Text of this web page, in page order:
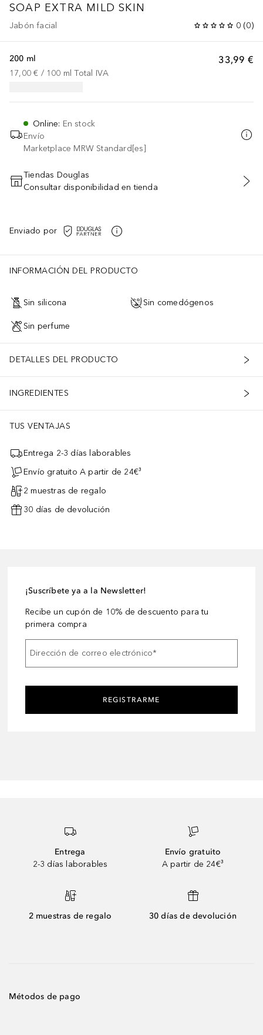
SOAP EXTRA MILD SKIN
Jabón facial 0 (0)
33,99 €
200 ml
17,00 € / 100 ml Total IVA
Online: En stock
Envío
Marketplace MRW Standard[es]
AÑADIR AL CARRITO
Tiendas Douglas
Consultar disponibilidad en tienda
Enviado por
INFORMACIÓN DEL PRODUCTO
Sin silicona Sin comedógenos
Sin perfume
DETALLES DEL PRODUCTO
INGREDIENTES
TUS VENTAJAS
Entrega 2-3 días laborables
Envío gratuito A partir de 24€³
2 muestras de regalo
30 días de devolución
¡Suscríbete ya a la Newsletter!
Recibe un cupón de 10% de descuento para tu
primera compra
Dirección de correo electrónico*
REGISTRARME
Entrega
2-3 días laborables
Envío gratuito
A partir de 24€³
2 muestras de regalo 30 días de devolución
Métodos de pago